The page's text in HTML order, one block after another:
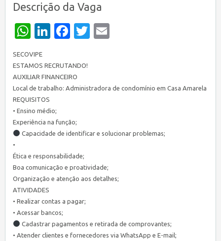
Descrição da Vaga
WhatsApp
LinkedIn
Facebook
Twitter
SECOVIPE
ESTAMOS RECRUTANDO!
AUXILIAR FINANCEIRO
Local de trabalho: Administradora de condomínio em Casa Amarela
REQUISITOS
• Ensino médio;
Experiência na função;
Capacidade de identificar e solucionar problemas;
•
Ética e responsabilidade;
Boa comunicação e proatividade;
Organização e atenção aos detalhes;
ATIVIDADES
• Realizar contas a pagar;
• Acessar bancos;
Cadastrar pagamentos e retirada de comprovantes;
• Atender clientes e fornecedores via WhatsApp e E-mail;